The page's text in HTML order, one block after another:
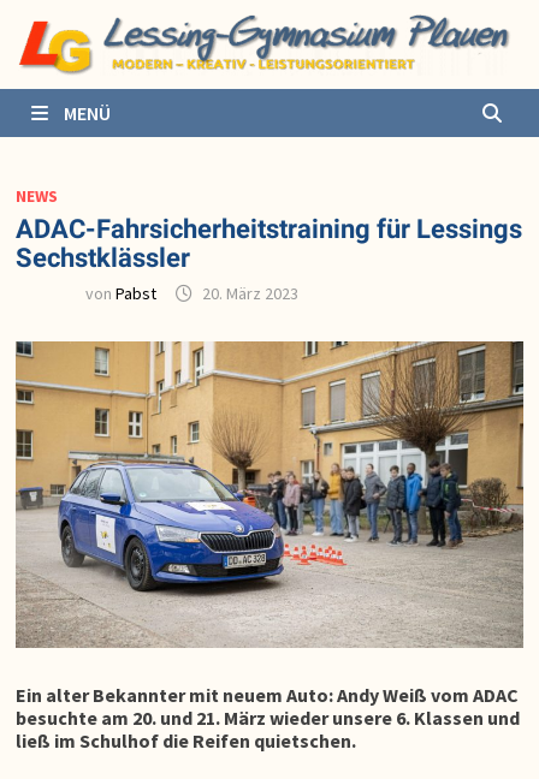
zum
Inhalt
MENÜ
NEWS
ADAC-Fahrsicherheitstraining für Lessings
Sechstklässler
vonPabst 20. März 2023
Ein alter Bekannter mit neuem Auto: Andy Weiß vom ADAC
besuchte am 20. und 21. März wieder unsere 6. Klassen und
ließ im Schulhof die Reifen quietschen.